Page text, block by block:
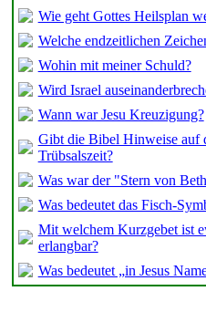
Wie geht Gottes Heilsplan
Welche endzeitlichen
Wohin mit meiner Schuld?
Wird Israel
Wann war Jesu Kreuzigung?
Gibt die Bibel Hinweise auf
Trübsalszeit?
Was war der "Stern von
Was bedeutet das Fisch-
Mit welchem Kurzgebet ist
erlangbar?
Was bedeutet „in Jesus